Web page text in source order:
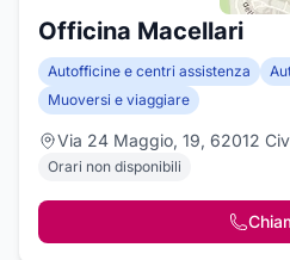
Officina Macellari
Autofficine e centri assistenza
Muoversi e viaggiare
Via 24 Maggio, 19, 62012
Orari non disponibili